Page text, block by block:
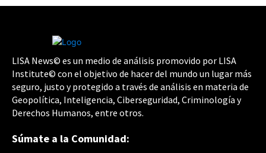
LISA News© es un medio de análisis promovido por LISA
Institute© con el objetivo de hacer del mundo un lugar más
seguro, justo y protegido a través de análisis en materia de
Geopolítica, Inteligencia, Ciberseguridad, Criminología y
Derechos Humanos, entre otros.
Súmate a la Comunidad: